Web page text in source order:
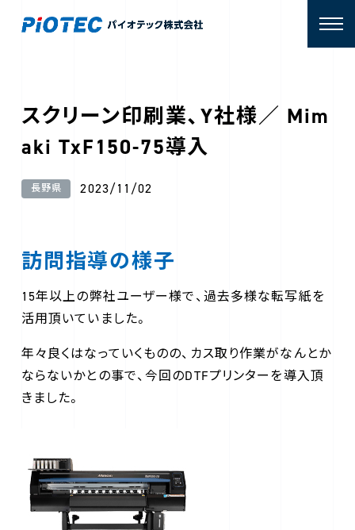
スクリーン印刷業、Y社様／ Mim
aki TxF150-75導入
長野県 2023/11/02
訪問指導の様子
15年以上の弊社ユーザー様で、過去多様な転写紙を
活用頂いていました。
年々良くはなっていくものの、カス取り作業がなんとか
ならないかとの事で、今回のDTFプリンターを導入頂
きました。